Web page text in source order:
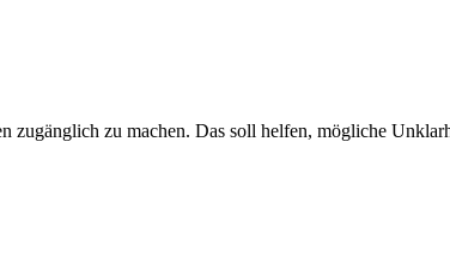
zugänglich zu machen. Das soll helfen, mögliche